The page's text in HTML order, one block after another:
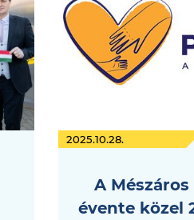
2025.10.28.
A
évente közel